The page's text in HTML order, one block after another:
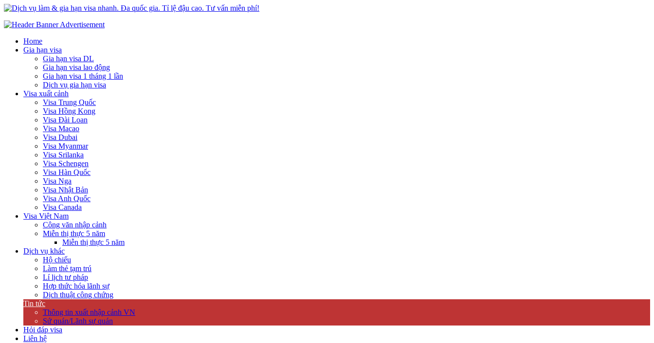
Dịch vụ làm & gia hạn visa nhanh. Đa quốc gia. Tỉ lệ đậu cao. Tư vấn miễn phí!
Home
Gia hạn visa
Gia hạn visa DL
Gia hạn visa lao động
Gia hạn visa 1 tháng 1 lần
Dịch vụ gia hạn visa
Visa xuất cảnh
Visa Trung Quốc
Visa Hồng Kong
Visa Đài Loan
Visa Macao
Visa Dubai
Visa Myanmar
Visa Srilanka
Visa Schengen
Visa Hàn Quốc
Visa Nga
Visa Nhật Bản
Visa Anh Quốc
Visa Canada
Visa Việt Nam
Công văn nhập cảnh
Miễn thị thực 5 năm
Miễn thị thực 5 năm
Dịch vụ khác
Hộ chiếu
Làm thẻ tạm trú
Lí lịch tư pháp
Hợp thức hóa lãnh sự
Dịch thuật công chứng
Tin tức
Thông tin xuất nhập cảnh VN
Sứ quán/Lãnh sự quán
Hỏi đáp visa
Liên hệ